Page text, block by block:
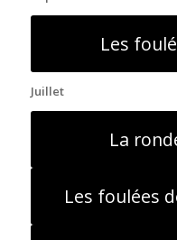
Les
Juillet
La
Les foulées